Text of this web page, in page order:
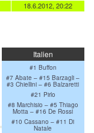
18.6.2012, 20:22
Italien
#1 Buffon
#7 Abate – #15 Barzagli –
#3 Chiellini – #6 Balzaretti
#21 Pirlo
#8 Marchisio – #5 Thiago
Motta – #16 De Rossi
#10 Cassano – #11 Di
Natale